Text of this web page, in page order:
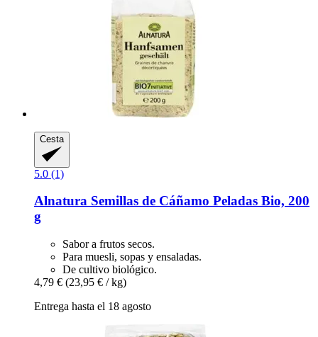
Cesta
5.0 (1)
Alnatura Semillas de Cáñamo Peladas Bio, 200
g
Sabor a frutos secos.
Para muesli, sopas y ensaladas.
De cultivo biológico.
4,79 € (23,95 € / kg)
Entrega hasta el 18 agosto